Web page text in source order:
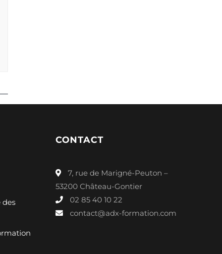
des
CONTACT
7, rue de Marigné-Peuton –
53200 Château-Gontier
02 85 40 10 22
contact@adx-formation.com